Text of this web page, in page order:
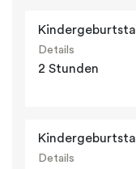
Details
2 Stunden
Details